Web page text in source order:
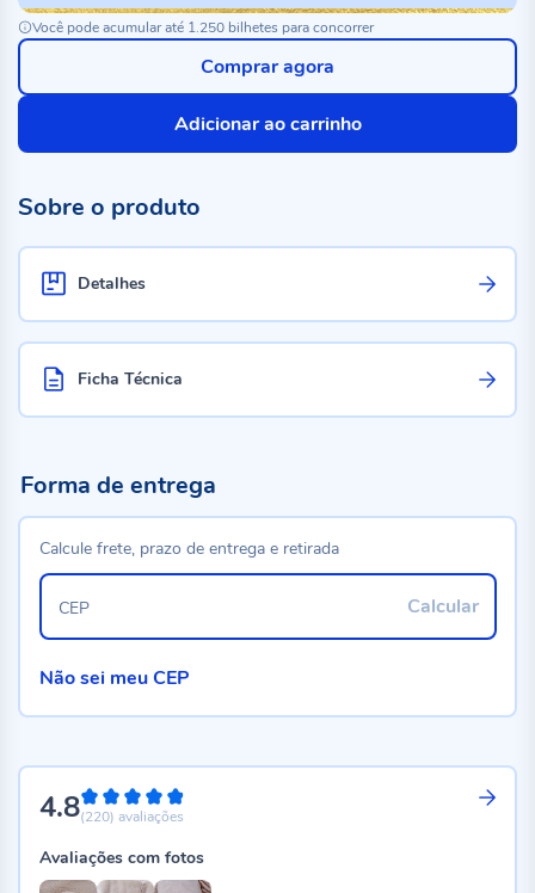
Você pode acumular até 1.250 bilhetes para concorrer
Adicionar ao carrinho
Comprar agora
Sobre o produto
Detalhes
Ficha Técnica
4.896%
(220) avaliações
Avaliações com fotos
Forma de entrega
Calcule frete, prazo de entrega e retirada
Calcular
CEP
Não sei meu CEP